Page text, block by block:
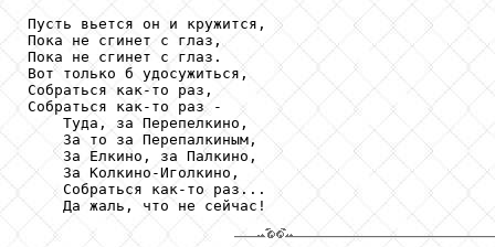
Пусть вьется он и кружится,
Пока не сгинет с глаз,
Пока не сгинет с глаз.
Вот только б удосужиться,
Собраться как-то раз,
Собраться как-то раз -
    Туда, за Перепелкино,
    За то за Перепалкиным,
    За Елкино, за Палкино,
    За Колкино-Иголкино,
    Собраться как-то раз...
    Да жаль, что не сейчас!